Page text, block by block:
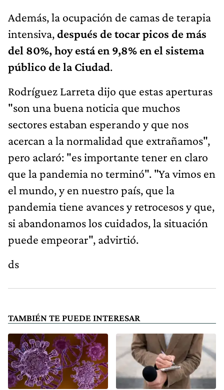
Además, la ocupación de camas de terapia
intensiva,después de tocar picos de más
del 80%, hoy está en 9,8% en el sistema
público de la Ciudad.
Rodríguez Larreta dijo que estas aperturas
"son una buena noticia que muchos
sectores estaban esperando y que nos
acercan a la normalidad que extrañamos",
pero aclaró: "es importante tener en claro
que la pandemia no terminó". "Ya vimos en
el mundo, y en nuestro país, que la
pandemia tiene avances y retrocesos y que,
si abandonamos los cuidados, la situación
puede empeorar", advirtió.
ds
TAMBIÉN TE PUEDE INTERESAR